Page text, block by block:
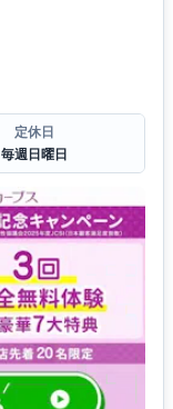
定休日
毎週日曜日